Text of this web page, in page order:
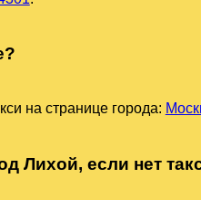
на странице города:
Лихой, если нет